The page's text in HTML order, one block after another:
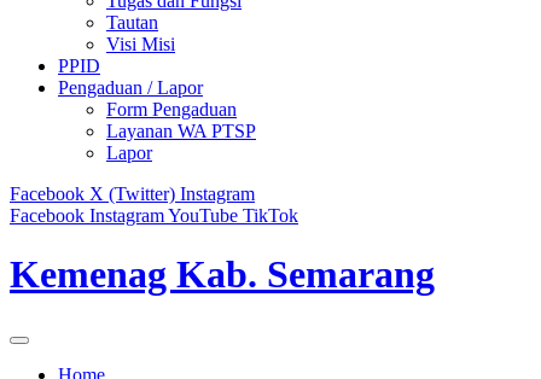
Tautan
Visi Misi
PPID
Pengaduan / Lapor
Form Pengaduan
Layanan WA PTSP
Lapor
Facebook X (Twitter) Instagram
Facebook InstagramYouTube TikTok
Kemenag Kab. Semarang
Home